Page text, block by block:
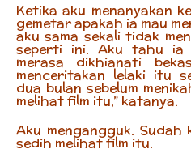
Ketika aku menanyakan
gemetar apakah ia mau
aku sama sekali tidak
seperti ini. Aku tahu ia
merasa dikhianati
menceritakan lelaki itu
dua bulan sebelum
melihat film itu,” katanya.
Aku mengangguk. Sudah
sedih melihat film itu.